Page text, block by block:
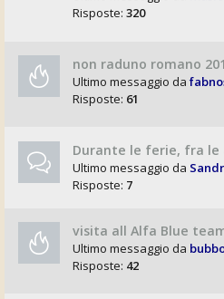
Risposte: 320
non raduno romano
Ultimo messaggio da
Risposte: 61
Durante le ferie, fra le
Ultimo messaggio da
Risposte: 7
visita all Alfa Blue
Ultimo messaggio da
Risposte: 42